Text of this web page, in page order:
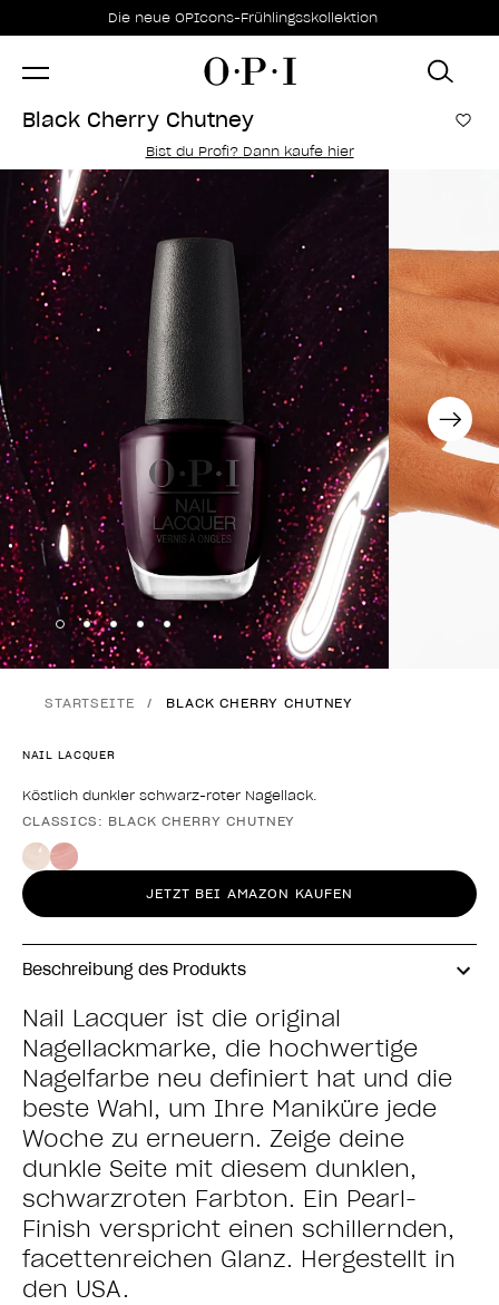
Sonderangebote
Die neue OPIcons-Frühlingsskollektion
Item 1 of 1
Black Cherry Chutney Zur
Bist du Profi? Dann kaufe hier
Next
Skip to slide1
Skip to slide 2
Skip to slide 3
Skip to slide 4
Skip to slide5
STARTSEITE BLACK CHERRY CHUTNEY
NAIL LACQUER
Köstlich dunkler schwarz-roter Nagellack.
Form des Produkts
CLASSICS: BLACK CHERRY CHUTNEY
JETZT BEI AMAZON KAUFEN
Beschreibung des Produkts
Nail Lacquer ist die original
Nagellackmarke, die hochwertige
Nagelfarbe neu definiert hat und die
beste Wahl, um Ihre Maniküre jede
Woche zu erneuern. Zeige deine
dunkle Seite mit diesem dunklen,
schwarzroten Farbton. Ein Pearl-
Finish verspricht einen schillernden,
facettenreichen Glanz. Hergestellt in
den USA.